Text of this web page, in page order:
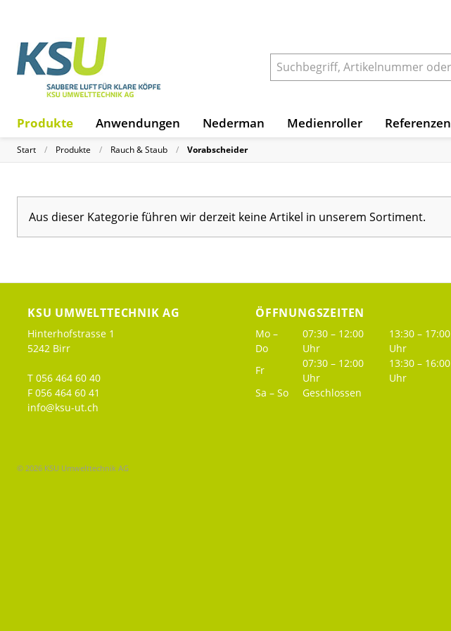
Produkte Anwendungen Nederman Medienroller Referenzen
Start Produkte Rauch & Staub Vorabscheider
Aus dieser Kategorie führen wir derzeit keine Artikel in unserem Sortiment.
KSU UMWELTTECHNIK AG
Hinterhofstrasse 1
5242 Birr
T 056 464 60 40
F 056 464 60 41
info@ksu-ut.ch
ÖFFNUNGSZEITEN
Mo –
Do
07:30 – 12:00
Uhr
13:30 – 17:00
Uhr
Fr
07:30 – 12:00
Uhr
13:30 – 16:00
Uhr
Sa – So
Geschlossen
© 2026 KSU Umwelttechnik AG